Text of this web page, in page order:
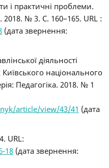
і практичні проблеми.
2018. № 3. С. 160–165. URL :
(дата звернення:
діяльності
національного
Педагогіка. 2018. № 1
article/view/43/41 (дата
URL:
18 (дата звернення: